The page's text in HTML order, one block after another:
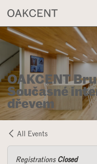
OAKCENT
Současné
dřevem
All Events
Registrations Closed